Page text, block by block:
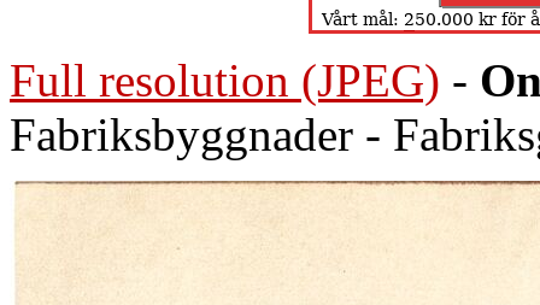
Full resolution (JPEG) -
Fabriksbyggnader -